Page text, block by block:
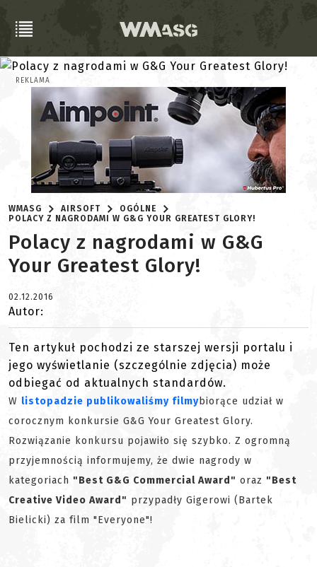
REKLAMA
WMASG AIRSOFT
OGÓLNE
POLACY Z NAGRODAMI W G&G YOUR GREATEST GLORY!
Polacy z nagrodami w G&G
Your Greatest Glory!
02.12.2016
Autor:
Ten artykuł pochodzi ze starszej wersji portalu i
jego wyświetlanie (szczególnie zdjęcia) może
odbiegać od aktualnych standardów.
W listopadzie publikowaliśmy filmybiorące udział w
corocznym konkursie G&G Your Greatest Glory.
Rozwiązanie konkursu pojawiło się szybko. Z ogromną
przyjemnością informujemy, że dwie nagrody w
kategoriach "Best G&G Commercial Award" oraz "Best
Creative Video Award" przypadły Gigerowi (Bartek
Bielicki) za film "Everyone"!